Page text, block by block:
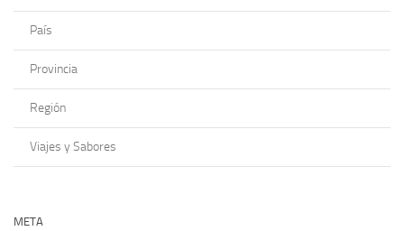
País
Provincia
Región
Viajes y Sabores
META